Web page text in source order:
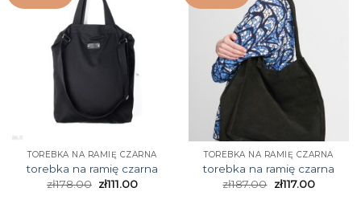
TOREBKA NA RAMIĘ CZARNA
torebka na ramię czarna
zł178.00 zł111.00
TOREBKA NA RAMIĘ CZARNA
torebka na ramię czarna
zł187.00 zł117.00